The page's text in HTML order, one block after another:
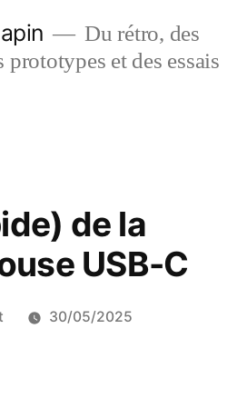
Du rétro, des
et des essais
de la
USB-C
30/05/2025